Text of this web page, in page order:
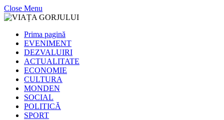
Close Menu
Prima pagină
EVENIMENT
DEZVALUIRI
ACTUALITATE
ECONOMIE
CULTURA
MONDEN
SOCIAL
POLITICĂ
SPORT